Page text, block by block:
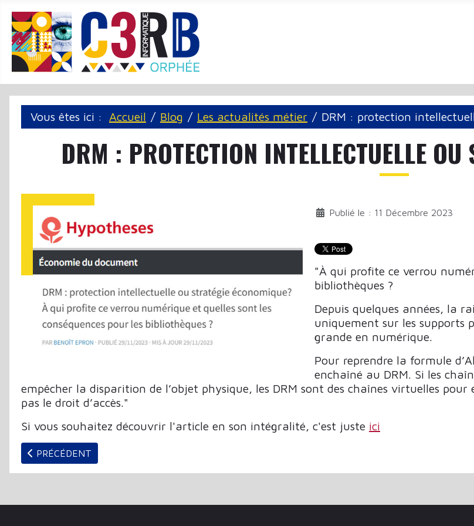
Vous êtes ici : Accueil Blog Les actualités métier DRM : protection
DRM : PROTECTION INTELLECTUELLE OU
Publié le : 11 Décembre 2023
"À qui profite ce verrou
bibliothèques ?
Depuis quelques années, la
uniquement sur les supports
grande en numérique.
Pour reprendre la formule
enchaîné au DRM. Si les
empêcher la disparition de l’objet physique, les DRM sont des chaînes virtuelles
pas le droit d’accès."
Si vous souhaitez découvrir l'article en son intégralité, c'est juste ici
ARTICLE PRÉCÉDENT : ABF : LE BULLETIN N°3 - NOVEMBRE 2023
PRÉCÉDENT